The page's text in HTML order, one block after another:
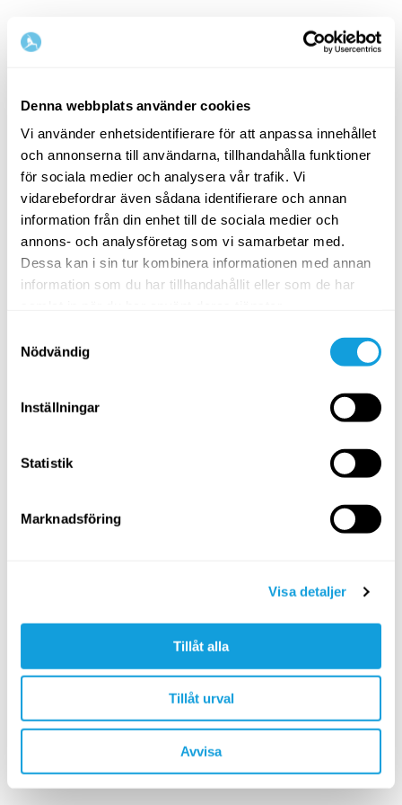
Denna webbplats använder cookies
Vi använder enhetsidentifierare för att anpassa innehållet
och annonserna till användarna, tillhandahålla funktioner
för sociala medier och analysera vår trafik. Vi
vidarebefordrar även sådana identifierare och annan
information från din enhet till de sociala medier och
annons- och analysföretag som vi samarbetar med.
Dessa kan i sin tur kombinera informationen med annan
information som du har tillhandahållit eller som de har
Nödvändig
Inställningar
Statistik
Marknadsföring
Visa detaljer
Tillåt alla
Tillåt urval
Avvisa